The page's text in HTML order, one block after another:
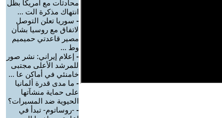
محادثات مع أمريكا بظل
انتهاك مذكرة الت ...
- سوريا تعلن التوصل
لاتفاق مع روسيا بشأن
مصير قاعدتي حميميم
وط ...
- إعلام إيراني: نشر صور
للمرشد الأعلى مجتبى
خامنئي في أماكن عا ...
- ما مدى قدرة ألمانيا
على حماية منشآتها
الحيوية ضد المسيرات؟
- -روساتوم- تبدأ في